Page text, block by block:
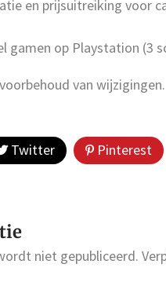
en prijsuitreiking voor
gamen op Playstation (3
van wijzigingen.
Twitter Pinterest
niet gepubliceerd.